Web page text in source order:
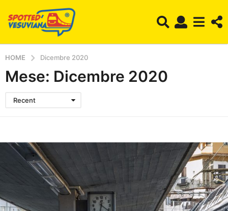
HOME Dicembre 2020
Mese: Dicembre 2020
Recent